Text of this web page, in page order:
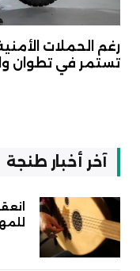
رغم الحملات
تستمر في تطوان
آخر أخبار طنجة